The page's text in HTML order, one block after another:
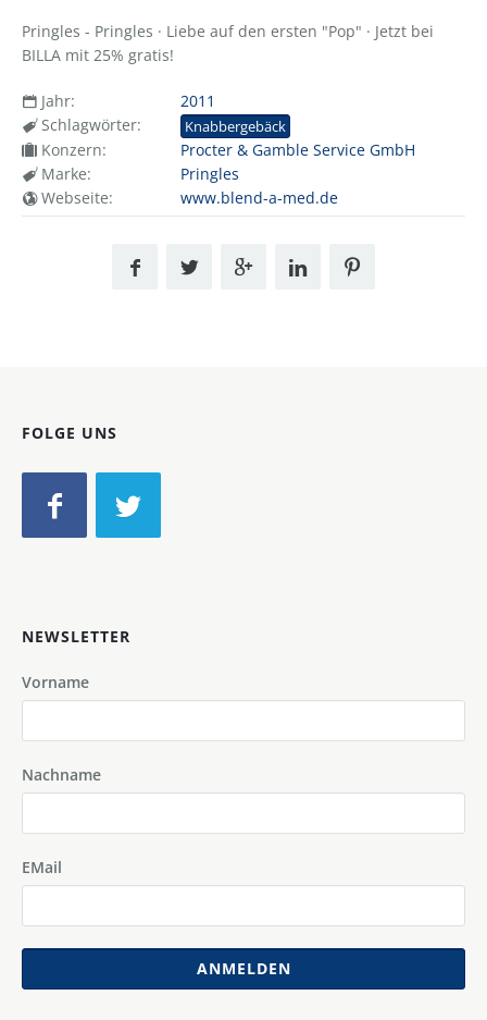
Pringles - Pringles · Liebe auf den ersten "Pop" · Jetzt bei
BILLA mit 25% gratis!
Jahr:
2011
Schlagwörter:
Knabbergebäck
Konzern:
Procter & Gamble Service GmbH
Marke:
Pringles
Webseite:
www.blend-a-med.de
FOLGE UNS
NEWSLETTER
Vorname
Nachname
EMail
ANMELDEN